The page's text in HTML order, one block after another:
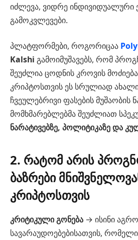
იძლევა, ვიდრე ინდივიდუალური
გამოკვლევები.
პლატფორმები, როგორიცაა
Kalshi გამოიმუშავებს, რომ
შეუძლია ცოდნის კროვის
კრიპტოსთვის ეს სრულიად ახალი
ჩვეულებრივი ფასების მუშაობის
მომხმარებლებმა შეუძლიათ
ნარატივებზე, პოლიტიკაზე და
2. რატომ არის
ბაზრები
კრიპტოსთვის
კრიტიკული გონება → ისინი
სავარაუდოებებისათვის,